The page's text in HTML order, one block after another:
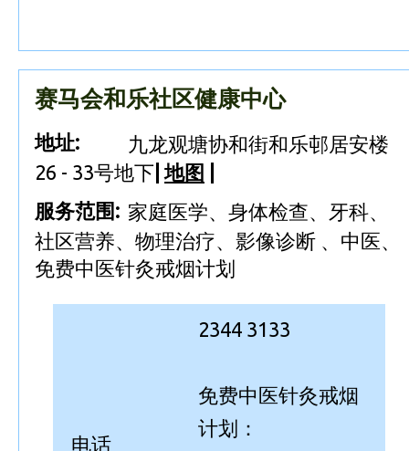
赛马会和乐社区健康中心
地址:
九龙观塘协和街和乐邨居安楼
26 - 33号地下 地图
服务范围: 家庭医学、身体检查、牙科、
社区营养、物理治疗、影像诊断 、中医、
免费中医针灸戒烟计划
电话
2344 3133
免费中医针灸戒烟
计划：